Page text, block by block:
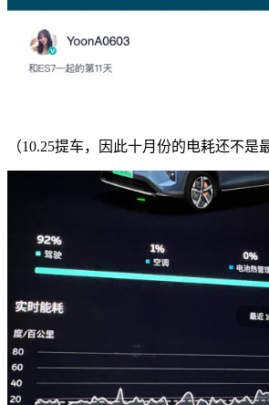
（10.25提车，因此十月份的电耗还不是